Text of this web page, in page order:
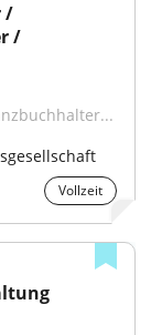
/
/
Vollzeit